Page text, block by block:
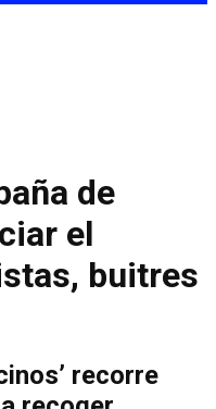
de
el
buitres
recorre